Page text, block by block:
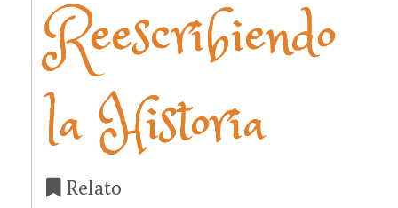
Reescribiendo
la Historia
Relato